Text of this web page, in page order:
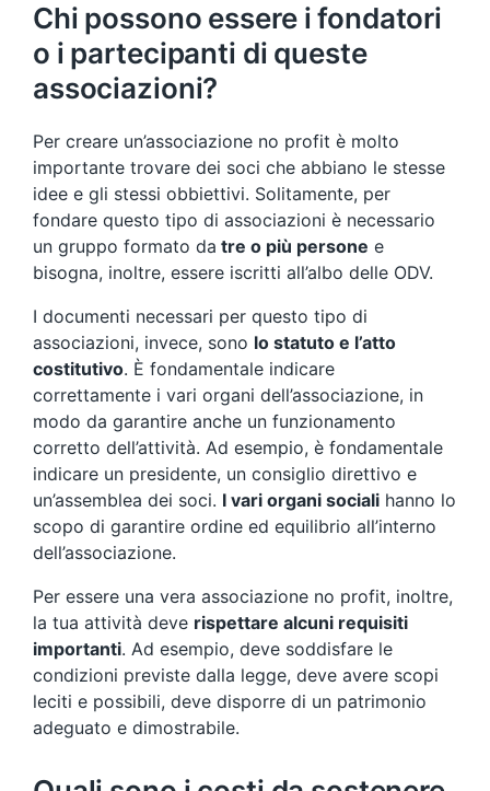
Chi possono essere i fondatori
o i partecipanti di queste
associazioni?
Per creare un’associazione no profit è molto
importante trovare dei soci che abbiano le stesse
idee e gli stessi obbiettivi. Solitamente, per
fondare questo tipo di associazioni è necessario
un gruppo formato da tre o più persone e
bisogna, inoltre, essere iscritti all’albo delle ODV.
I documenti necessari per questo tipo di
associazioni, invece, sono lo statuto e l’atto
costitutivo. È fondamentale indicare
correttamente i vari organi dell’associazione, in
modo da garantire anche un funzionamento
corretto dell’attività. Ad esempio, è fondamentale
indicare un presidente, un consiglio direttivo e
un’assemblea dei soci. I vari organi sociali hanno lo
scopo di garantire ordine ed equilibrio all’interno
dell’associazione.
Per essere una vera associazione no profit, inoltre,
la tua attività deve rispettare alcuni requisiti
importanti. Ad esempio, deve soddisfare le
condizioni previste dalla legge, deve avere scopi
leciti e possibili, deve disporre di un patrimonio
adeguato e dimostrabile.